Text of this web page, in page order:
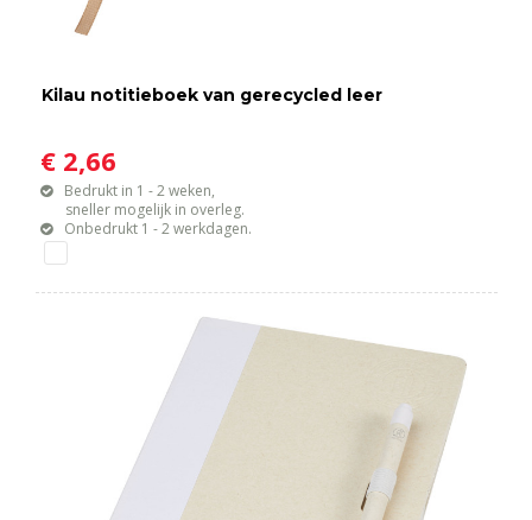
Kilau notitieboek van gerecycled leer
€ 2,66
Bedrukt in 1 - 2 weken,
sneller mogelijk in overleg.
Onbedrukt 1 - 2 werkdagen.